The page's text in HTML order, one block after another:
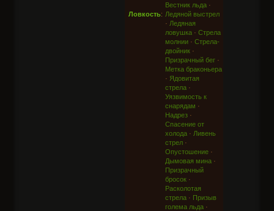
Ловкость:
Вестник льда ·
Ледяной выстрел
· Ледяная
ловушка · Стрела
молнии · Стрела-
двойник ·
Призрачный бег ·
Метка браконьера
· Ядовитая
стрела ·
Уязвимость к
снарядам ·
Надрез ·
Спасение от
холода · Ливень
стрел ·
Опустошение ·
Дымовая мина ·
Призрачный
бросок ·
Расколотая
стрела · Призыв
голема льда ·